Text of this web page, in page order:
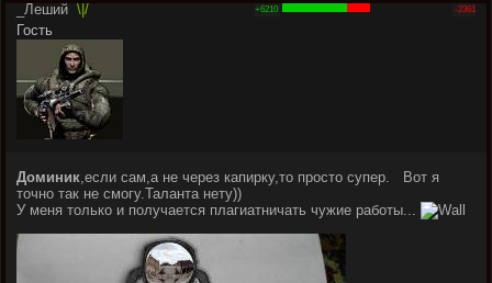
_Леший \|/
Гость
+6210 -2361
Доминик,если сам,а не через капирку,то просто супер.
Вот я
точно так не смогу.Таланта нету))
У меня только и получается плагиатничать чужие работы...